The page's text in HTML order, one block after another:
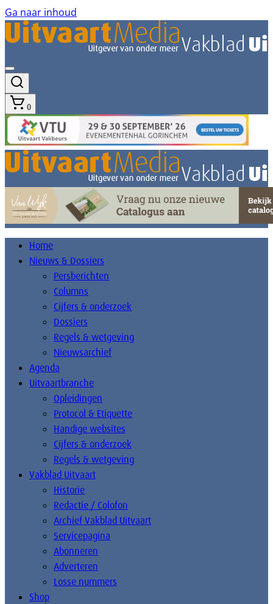
Ga naar inhoud
0
Home
Nieuws & Dossiers
Persberichten
Columns
Cijfers & onderzoek
Dossiers
Regels & wetgeving
Nieuwsarchief
Agenda
Uitvaartbranche
Opleidingen
Protocol & Etiquette
Handige websites
Cijfers & onderzoek
Regels & wetgeving
Vakblad Uitvaart
Historie
Redactie / Colofon
Archief Vakblad Uitvaart
Servicepagina
Abonneren
Adverteren
Losse nummers
Shop